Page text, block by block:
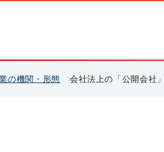
の機関・形態 会社法上の「公開会社